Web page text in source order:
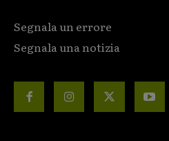
Segnala un errore
Segnala una notizia